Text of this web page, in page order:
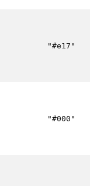
"#e17"
"#000"